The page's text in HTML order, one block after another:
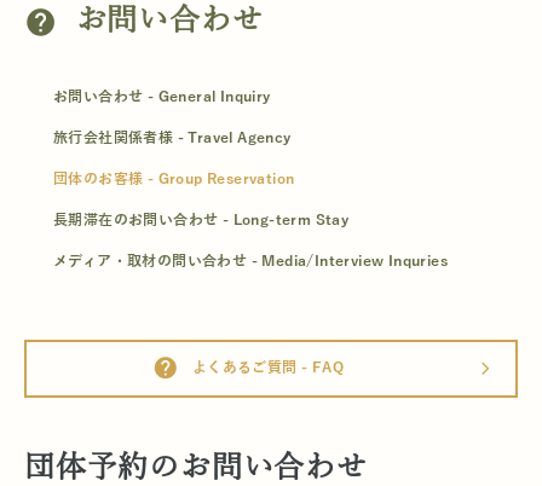
help お問い合わせ
お問い合わせ - General Inquiry
旅行会社関係者様 - Travel Agency
団体のお客様 - Group Reservation
長期滞在のお問い合わせ - Long-term Stay
メディア・取材の問い合わせ - Media/Interview Inquries
help よくあるご質問 - FAQ arrow_forward_ios
団体予約のお問い合わせ